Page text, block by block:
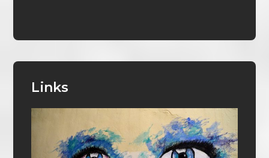
Links